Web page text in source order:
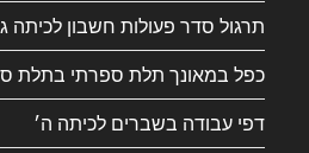
תרגול סדר פעולות חשבון לכיתה
כפל במאונך תלת ספרתי בתלת
דפי עבודה בשברים לכיתה ה׳